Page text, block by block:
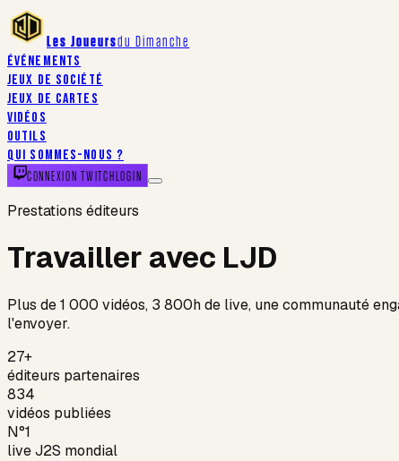
Les Joueursdu Dimanche
ÉVÉNEMENTS
JEUX DE SOCIÉTÉ
JEUX DE CARTES
VIDÉOS
OUTILS
QUI SOMMES-NOUS ?
CONNEXION TWITCH LOGIN
Prestations éditeurs
Travailler avec LJD
Plus de 1 000 vidéos, 3 800h de live, une communauté
l'envoyer.
27+
éditeurs partenaires
834
vidéos publiées
N°1
live J2S mondial